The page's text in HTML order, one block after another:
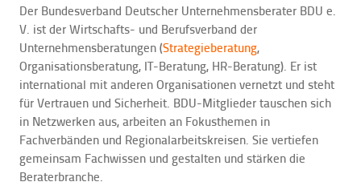
Der Bundesverband Deutscher Unternehmensberater BDU e.
V. ist der Wirtschafts- und Berufsverband der
Unternehmensberatungen (Strategieberatung,
Organisationsberatung, IT-Beratung, HR-Beratung). Er ist
international mit anderen Organisationen vernetzt und steht
für Vertrauen und Sicherheit. BDU-Mitglieder tauschen sich
in Netzwerken aus, arbeiten an Fokusthemen in
Fachverbänden und Regionalarbeitskreisen. Sie vertiefen
gemeinsam Fachwissen und gestalten und stärken die
Beraterbranche.